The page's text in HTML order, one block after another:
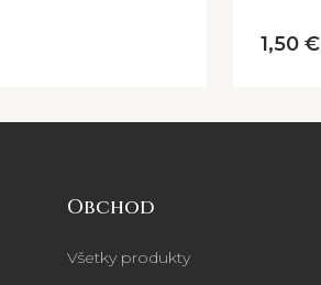
1,50 €
Obchod
Všetky produkty